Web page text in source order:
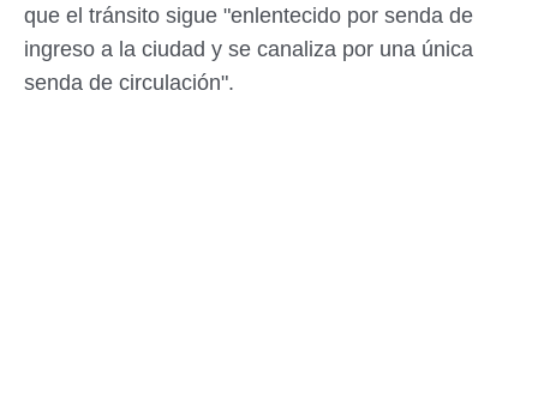
que el tránsito sigue "enlentecido por senda de
ingreso a la ciudad y se canaliza por una única
senda de circulación".